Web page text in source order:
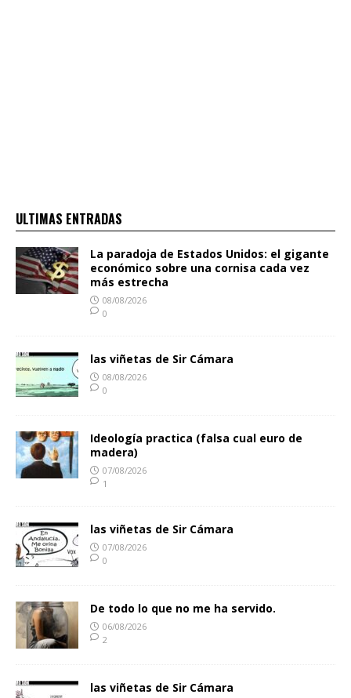
ULTIMAS ENTRADAS
La paradoja de Estados Unidos: el gigante
económico sobre una cornisa cada vez
más estrecha
08/08/2026
0
las viñetas de Sir Cámara
08/08/2026
0
Ideología practica (falsa cual euro de
madera)
07/08/2026
1
las viñetas de Sir Cámara
07/08/2026
0
De todo lo que no me ha servido.
06/08/2026
2
las viñetas de Sir Cámara